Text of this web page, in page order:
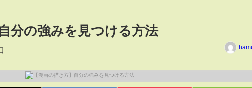
分の強みを見つける方法